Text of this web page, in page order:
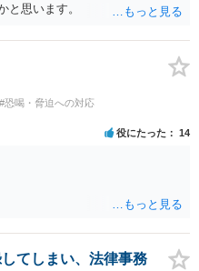
と思います。
#恐喝・脅迫への対応
役にたった 14
てしまい、法律事務